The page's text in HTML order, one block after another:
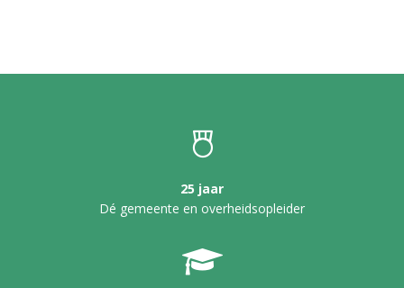
25 jaar
Dé gemeente en overheidsopleider